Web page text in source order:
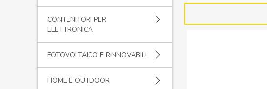
CONTENITORI PER
ELETTRONICA
FOTOVOLTAICO E RINNOVABILI
HOME E OUTDOOR
TN